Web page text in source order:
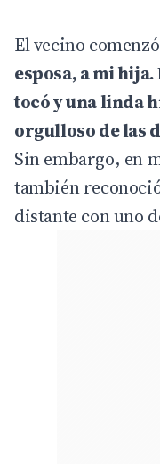
El vecino
esposa, a mi
tocó y una linda
orgulloso de las
Sin embargo, en
también
distante con uno